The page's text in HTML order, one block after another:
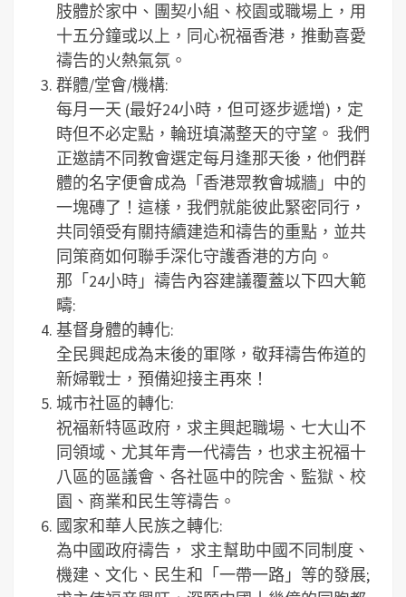
肢體於家中、團契小組、校園或職場上，用
十五分鐘或以上，同心祝福香港，推動喜愛
禱告的火熱氣氛。
群體/堂會/機構:
每月一天 (最好24小時，但可逐步遞增)，定
時但不必定點，輪班填滿整天的守望。 我們
正邀請不同教會選定每月逢那天後，他們群
體的名字便會成為「香港眾教會城牆」中的
一塊磚了！這樣，我們就能彼此緊密同行，
共同領受有關持續建造和禱告的重點，並共
同策商如何聯手深化守護香港的方向。
那「24小時」禱告內容建議覆蓋以下四大範
疇:
基督身體的轉化:
全民興起成為末後的軍隊，敬拜禱告佈道的
新婦戰士，預備迎接主再來！
城市社區的轉化:
祝福新特區政府，求主興起職場、七大山不
同領域、尤其年青一代禱告，也求主祝福十
八區的區議會、各社區中的院舍、監獄、校
園、商業和民生等禱告。
國家和華人民族之轉化:
為中國政府禱告， 求主幫助中國不同制度、
機建、文化、民生和「一帶一路」等的發展;